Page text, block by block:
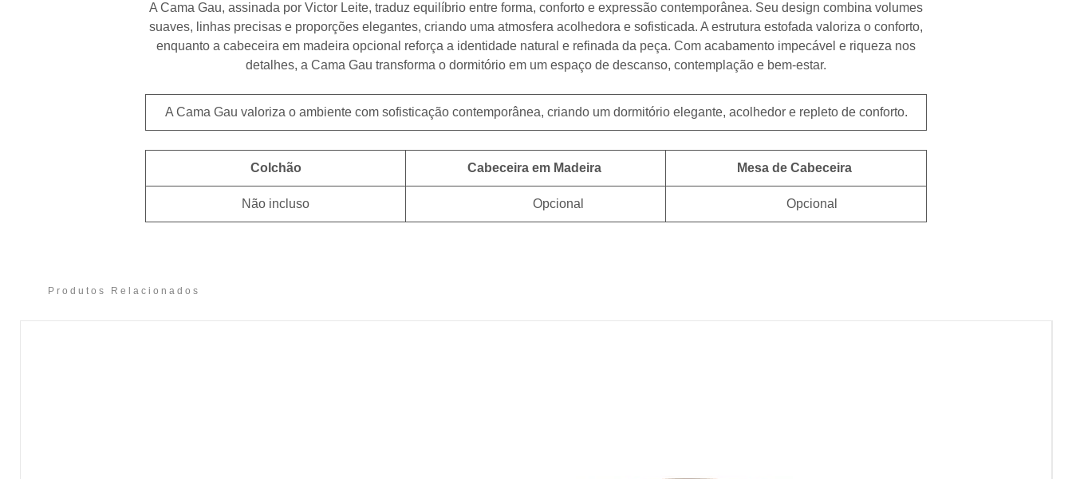
A Cama Gau, assinada por Victor Leite, traduz equilíbrio entre forma, conforto e expressão contemporânea. Seu design combina volumes
suaves, linhas precisas e proporções elegantes, criando uma atmosfera acolhedora e sofisticada. A estrutura estofada valoriza o conforto,
enquanto a cabeceira em madeira opcional reforça a identidade natural e refinada da peça. Com acabamento impecável e riqueza nos
detalhes, a Cama Gau transforma o dormitório em um espaço de descanso, contemplação e bem-estar.
A Cama Gau valoriza o ambiente com sofisticação contemporânea, criando um dormitório elegante, acolhedor e repleto de conforto.
Colchão Cabeceira em Madeira Mesa de Cabeceira
Não incluso Opcional Opcional
Produtos Relacionados